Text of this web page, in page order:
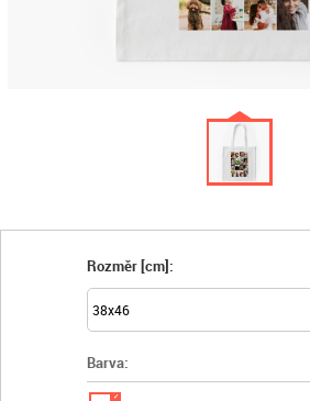
Rozměr [cm]:
Barva:
✓